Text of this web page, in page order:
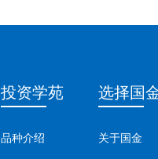
投资学苑
品种介绍
选择国
关于国金